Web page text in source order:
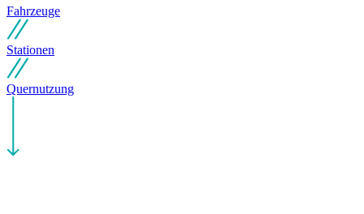
Fahrzeuge
Stationen
Quernutzung